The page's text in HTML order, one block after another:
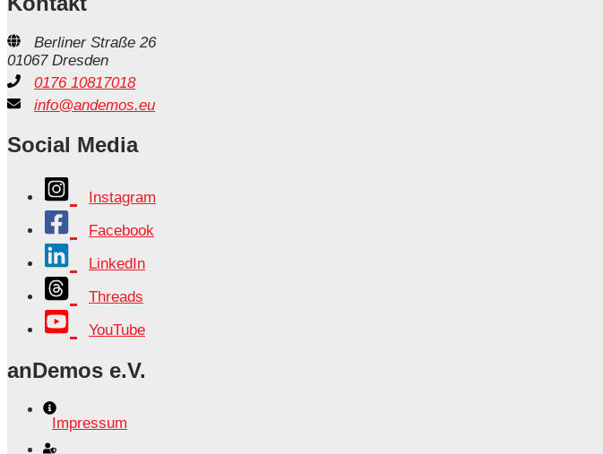
Berliner Straße 26
01067 Dresden
0176 10817018
info@andemos.eu
Social Media
Instagram
Facebook
LinkedIn
Threads
YouTube
anDemos e.V.
Impressum